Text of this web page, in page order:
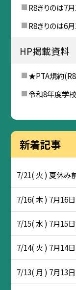
R8きりのは7
R8きりのは6
HP掲載資料
★PTA規約(R8
令和8年度学
新着記事
7/21( 火 ) 夏休み
7/16( 木 ) 7月16
7/15( 水 ) 7月15
7/14( 火 ) 7月14
7/13( 月 ) 7月13